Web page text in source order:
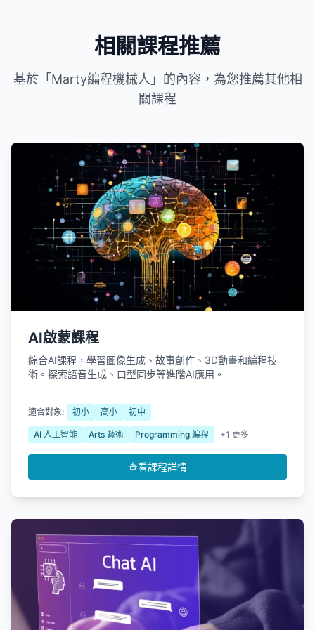
相關課程推薦
基於「Marty編程機械人」的內容，為您推薦其他相
關課程
AI啟蒙課程
綜合AI課程，學習圖像生成、故事創作、3D動畫和編程技
術。探索語音生成、口型同步等進階AI應用。
適合對象: 初小 高小 初中
AI 人工智能 Arts 藝術 Programming 編程 +1 更多
查看課程詳情